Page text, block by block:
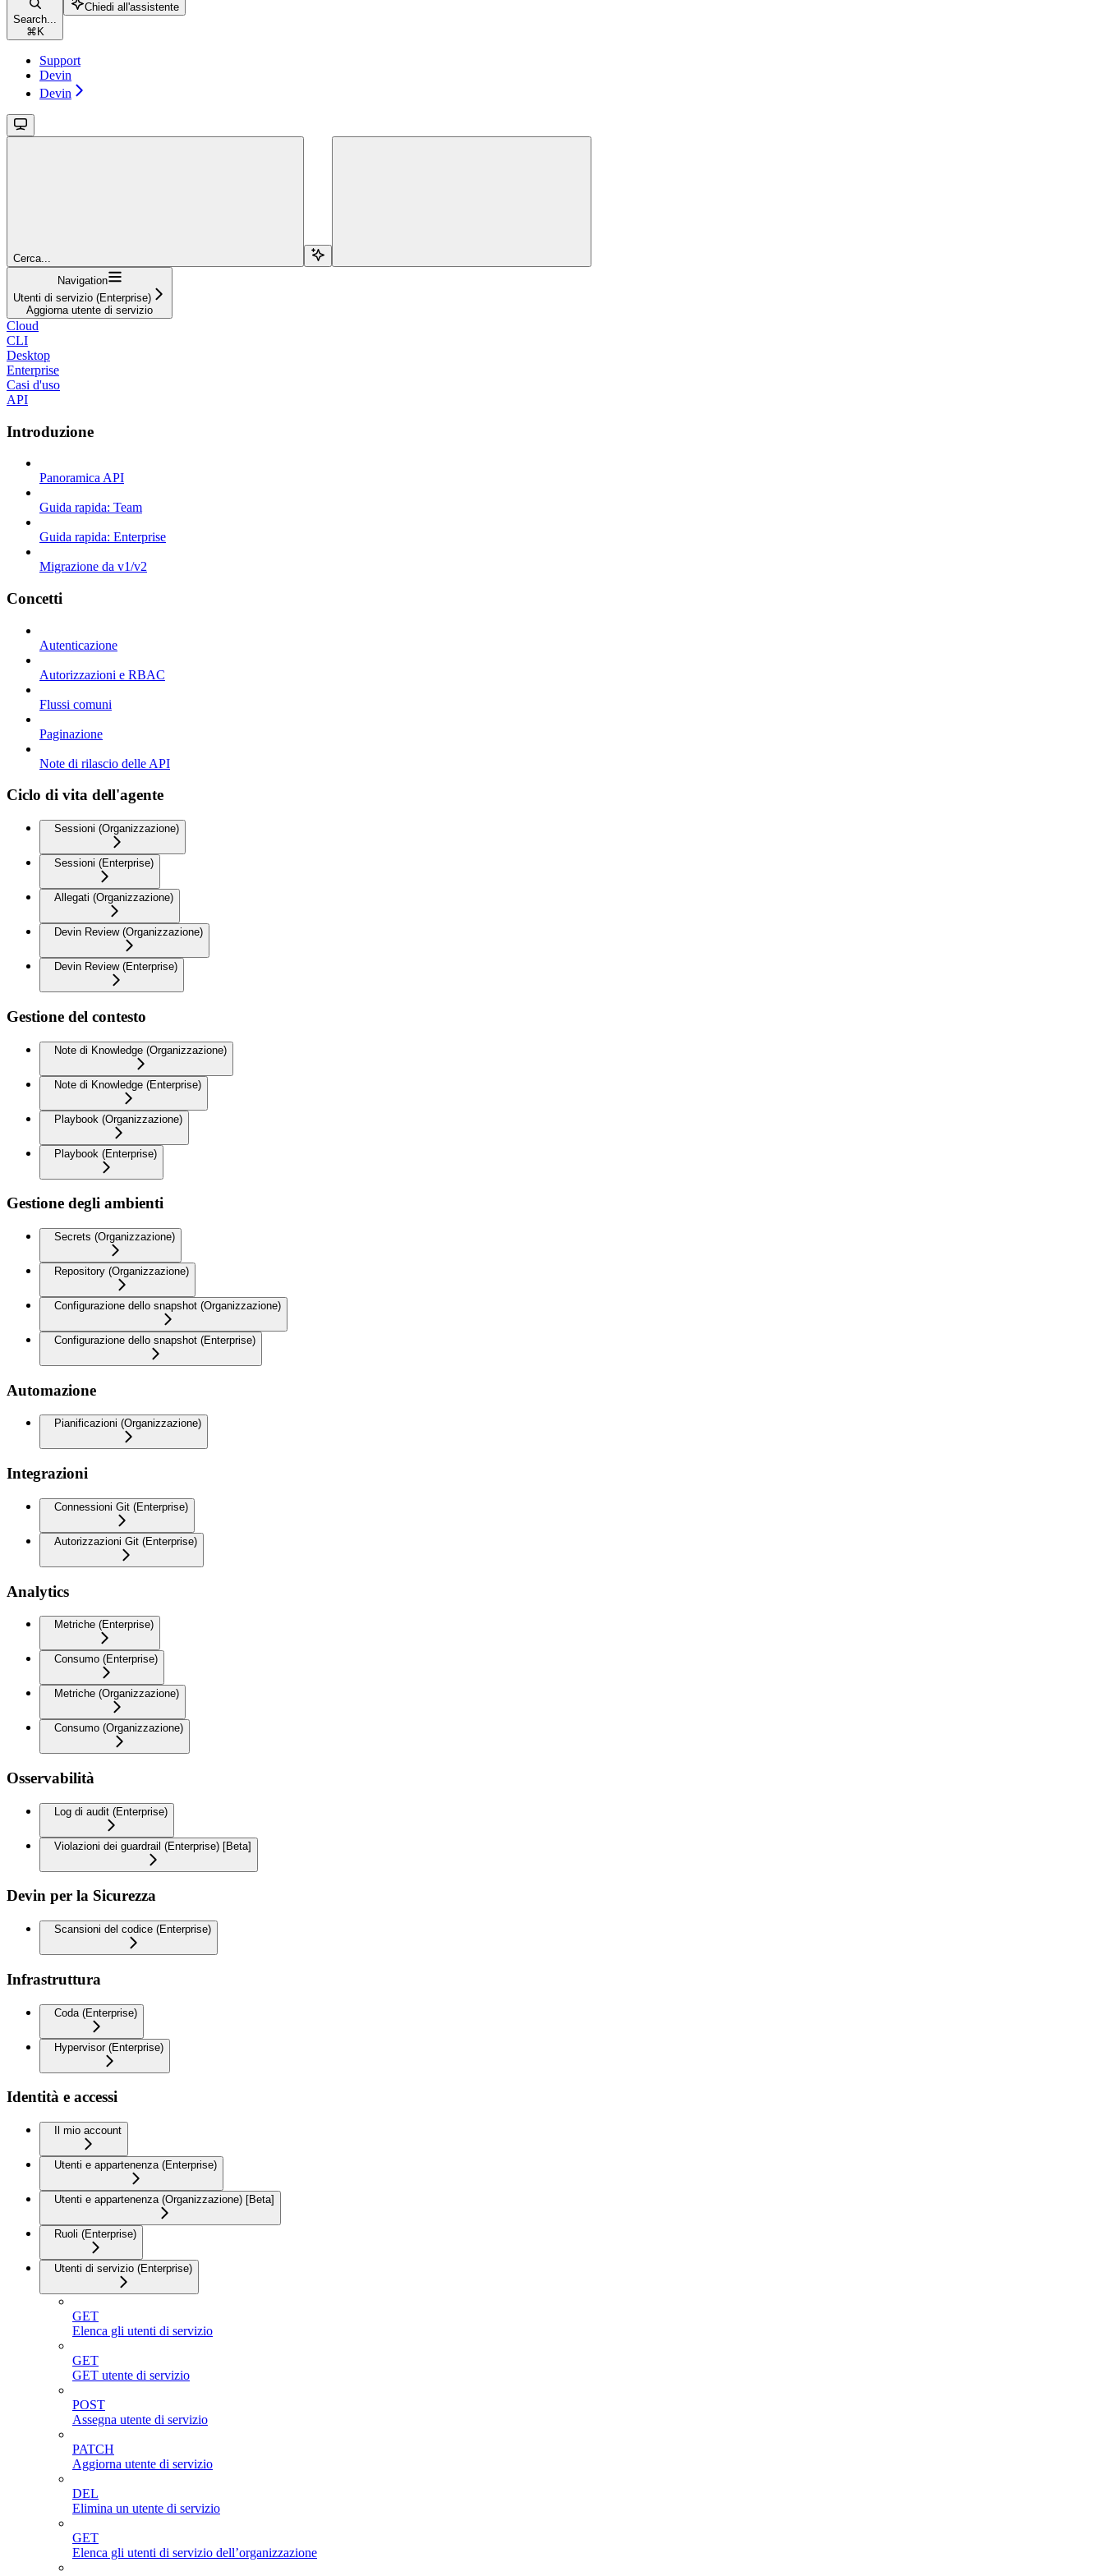
Search...
⌘ K
Chiedi all'assistente
Support
Devin
Devin
Cerca...
Navigation
Utenti di servizio (Enterprise)
Aggiorna utente di servizio
Cloud
CLI
Desktop
Enterprise
Casi d'uso
API
Introduzione
Panoramica API
Guida rapida: Team
Guida rapida: Enterprise
Migrazione da v1/v2
Concetti
Autenticazione
Autorizzazioni e RBAC
Flussi comuni
Paginazione
Note di rilascio delle API
Ciclo di vita dell'agente
Sessioni (Organizzazione)
Sessioni (Enterprise)
Allegati (Organizzazione)
Devin Review (Organizzazione)
Devin Review (Enterprise)
Gestione del contesto
Note di Knowledge (Organizzazione)
Note di Knowledge (Enterprise)
Playbook (Organizzazione)
Playbook (Enterprise)
Gestione degli ambienti
Secrets (Organizzazione)
Repository (Organizzazione)
Configurazione dello snapshot (Organizzazione)
Configurazione dello snapshot (Enterprise)
Automazione
Pianificazioni (Organizzazione)
Integrazioni
Connessioni Git (Enterprise)
Autorizzazioni Git (Enterprise)
Analytics
Metriche (Enterprise)
Consumo (Enterprise)
Metriche (Organizzazione)
Consumo (Organizzazione)
Osservabilità
Log di audit (Enterprise)
Violazioni dei guardrail (Enterprise) [Beta]
Devin per la Sicurezza
Scansioni del codice (Enterprise)
Infrastruttura
Coda (Enterprise)
Hypervisor (Enterprise)
Identità e accessi
Il mio account
Utenti e appartenenza (Enterprise)
Utenti e appartenenza (Organizzazione) [Beta]
Ruoli (Enterprise)
Utenti di servizio (Enterprise)
GET
Elenca gli utenti di servizio
GET
GET utente di servizio
POST
Assegna utente di servizio
PATCH
Aggiorna utente di servizio
DEL
Elimina un utente di servizio
GET
Elenca gli utenti di servizio dell’organizzazione